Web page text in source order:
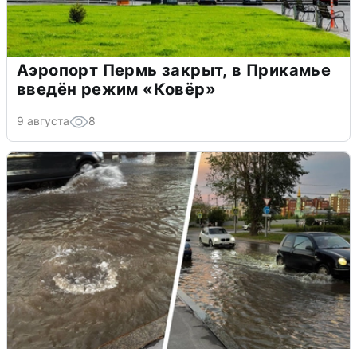
Аэропорт Пермь закрыт, в Прикамье
введён режим «Ковёр»
9 августа 8